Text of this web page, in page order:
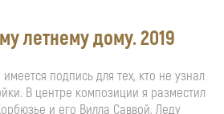
летнему дому. 2019
подпись для тех, кто не узнал
В центре композиции я разместил
и его Вилла Саввой, Леду